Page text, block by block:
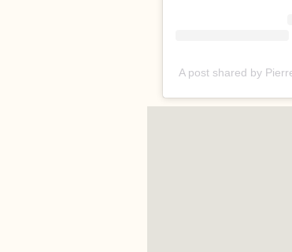
A post shared by